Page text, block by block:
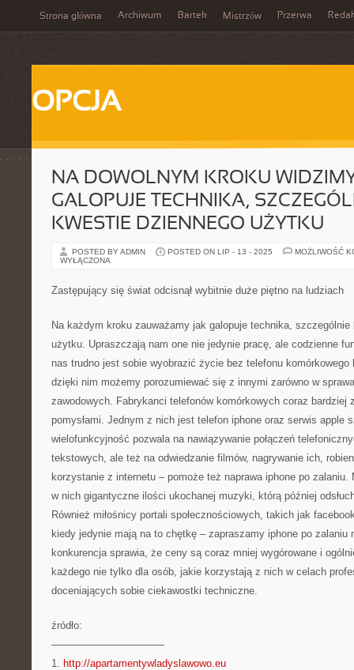
Strona główna Archiwum Bartek Mistrzów Przerwa
OPCJA
NA DOWOLNYM KROKU
GALOPUJE TECHNIKA,
KWESTIE DZIENNEGO UŻYTKU
POSTED BY ADMIN POSTED ON LIP - 13 - 2025
MOŻLIWOŚĆ
WYŁĄCZONA
Zastępujący się świat odcisnął wybitnie duże piętno na ludziach
Na każdym kroku zauważamy jak galopuje technika,
użytku. Upraszczają nam one nie jedynie pracę, ale codzienne
nas trudno jest sobie wyobrazić życie bez telefonu komórkowego
dzięki nim możemy porozumiewać się z innymi zarówno w
zawodowych. Fabrykanci telefonów komórkowych coraz bardziej
pomysłami. Jednym z nich jest telefon iphone oraz serwis apple
wielofunkcyjność pozwala na nawiązywanie połączeń
tekstowych, ale też na odwiedzanie filmów, nagrywanie ich,
korzystanie z internetu – pomoże też naprawa iphone po
w nich gigantyczne ilości ukochanej muzyki, którą później
Również miłośnicy portali społecznościowych, takich jak
kiedy jedynie mają na to chętkę – zapraszamy iphone po zalaniu
konkurencja sprawia, że ceny są coraz mniej wygórowane i
każdego nie tylko dla osób, jakie korzystają z nich w celach
doceniających sobie ciekawostki techniczne.
źródło:
———————————
1. http://apartamentywladyslawowo.eu